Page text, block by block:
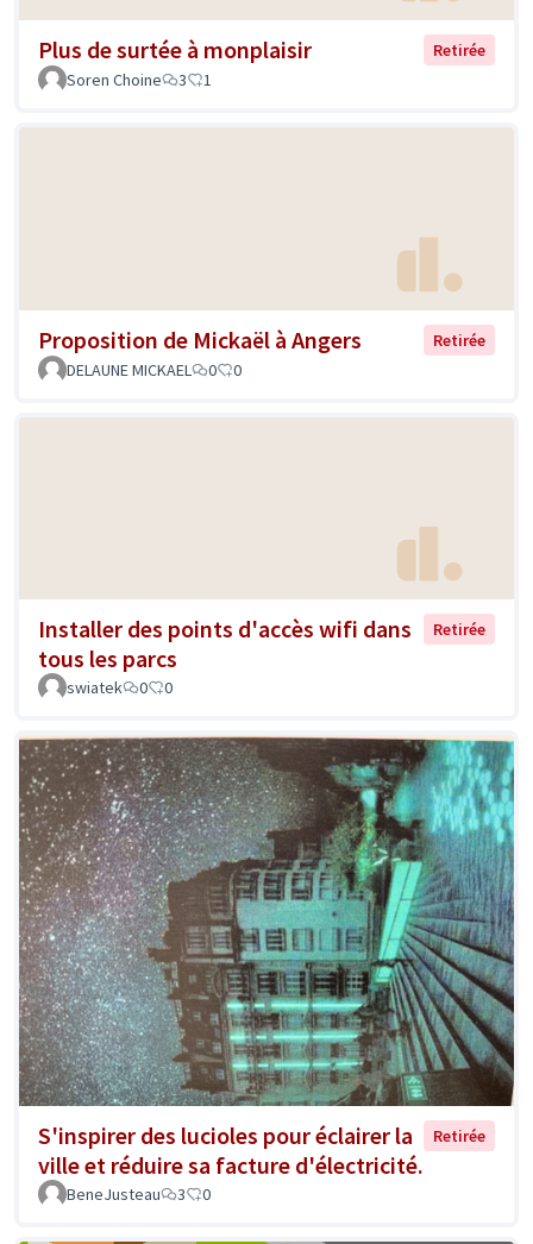
Plus de surtée à monplaisir
Retirée
Soren Choine
3 1
Proposition de Mickaël à Angers
Retirée
DELAUNE MICKAEL
0 0
Installer des points d'accès wifi dans
tous les parcs
Retirée
swiatek 0 0
S'inspirer des lucioles pour éclairer la
ville et réduire sa facture d'électricité.
Retirée
BeneJusteau 3 0